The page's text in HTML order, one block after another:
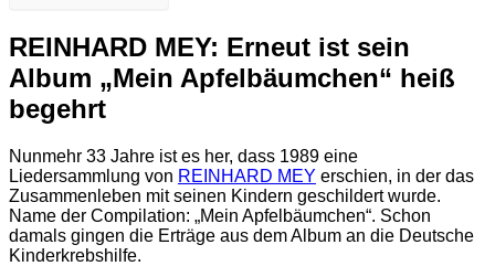
REINHARD MEY: Erneut ist sein
Album „Mein Apfelbäumchen“ heiß
begehrt
Nunmehr 33 Jahre ist es her, dass 1989 eine
Liedersammlung von REINHARD MEY erschien, in der das
Zusammenleben mit seinen Kindern geschildert wurde.
Name der Compilation: „Mein Apfelbäumchen“. Schon
damals gingen die Erträge aus dem Album an die Deutsche
Kinderkrebshilfe.